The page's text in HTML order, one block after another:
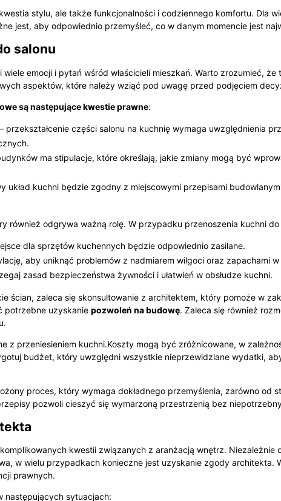
stylu, ale także funkcjonalności i codziennego komfortu. Dla
jest, aby odpowiednio przemyśleć, co w danym momencie jest
salonu
emocji i pytań wśród właścicieli mieszkań. Warto zrozumieć,
aspektów, które należy wziąć pod uwagę przed podjęciem
są następujące kwestie prawne:
– przekształcenie części salonu na kuchnię wymaga uwzględnienia
ma stipulacje, które określają, jakie zmiany mogą być
układ kuchni będzie zgodny z miejscowymi przepisami
również odgrywa ważną rolę. W przypadku przenoszenia kuchni
dla sprzętów kuchennych będzie odpowiednio zasilane.
aby uniknąć problemów z nadmiarem wilgoci oraz zapachami w
zasad bezpieczeństwa żywności i ułatwień w obsłudze kuchni.
ścian, zaleca się skonsultowanie z architektem, który pomoże w
potrzebne uzyskanie pozwoleń na budowę. Zaleca się również
z przeniesieniem kuchni.Koszty mogą być zróżnicowane, w
budżet, który uwzględni wszystkie nieprzewidziane wydatki,
proces, który wymaga dokładnego przemyślenia, zarówno od
pozwoli cieszyć się wymarzoną przestrzenią bez
kwestii związanych z aranżacją wnętrz. Niezależnie
w wielu przypadkach konieczne jest uzyskanie zgody architekta.
prawnych.
następujących sytuacjach: